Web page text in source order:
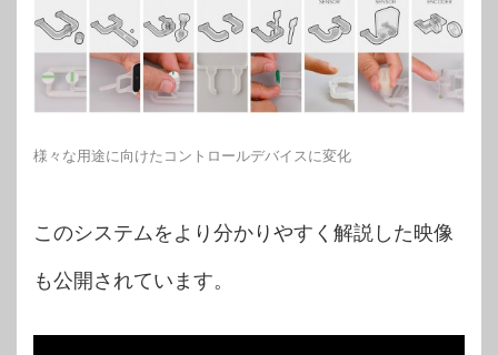
様々な用途に向けたコントロールデバイスに変化
このシステムをより分かりやすく解説した映像
も公開されています。